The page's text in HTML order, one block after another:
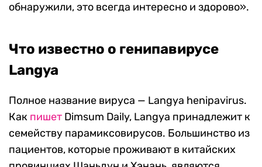
обнаружили, это всегда интересно и здорово».
Что известно о генипавирусе
Langya
Полное название вируса — Langya henipavirus.
Как пишет Dimsum Daily, Langya принадлежит к
семейству парамиксовирусов. Большинство из
пациентов, которые проживают в китайских